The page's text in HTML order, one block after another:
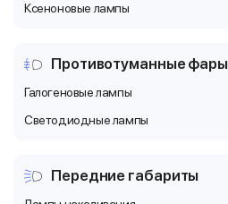
Ксеноновые лампы
Противотуманные фары
Галогеновые лампы
Светодиодные лампы
Передние габариты